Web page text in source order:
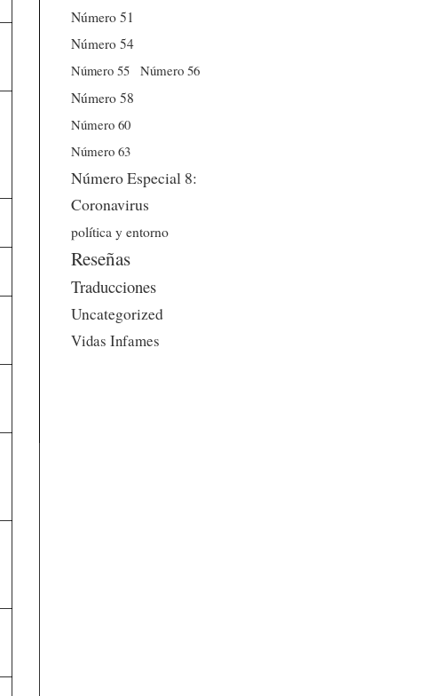
Número 51
Número 54
Número 55
Número 56
Número 58
Número 60
Número 63
Número Especial 8:
Coronavirus
política y entorno
Reseñas
Traducciones
Uncategorized
Vidas Infames